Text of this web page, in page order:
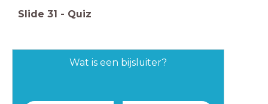
Slide 31 - Quiz
Wat is een bijsluiter?